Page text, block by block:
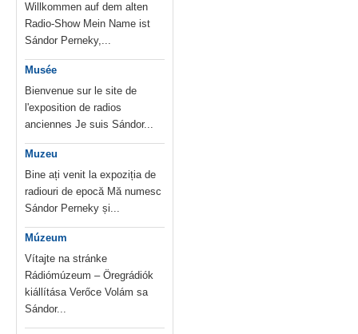
Willkommen auf dem alten
Radio-Show Mein Name ist
Sándor Perneky,...
Musée
Bienvenue sur le site de
l'exposition de radios
anciennes Je suis Sándor...
Muzeu
Bine ați venit la expoziția de
radiouri de epocă Mă numesc
Sándor Perneky și...
Múzeum
Vítajte na stránke
Rádiómúzeum – Öregrádiók
kiállítása Verőce Volám sa
Sándor...